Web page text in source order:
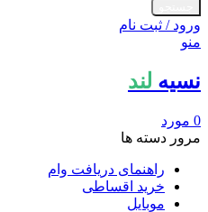
ورود / ثبت نام
منو
نسیه لند
0 مورد
مرور دسته ها
راهنمای دریافت وام
خرید اقساطی
موبایل